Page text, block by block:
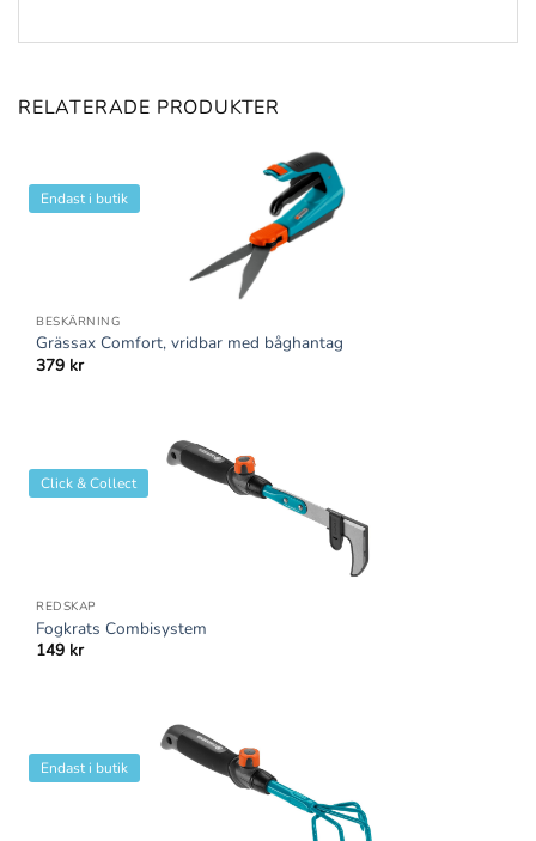
RELATERADE PRODUKTER
Endast i butik
BESKÄRNING
Grässax Comfort, vridbar med båghantag
379 kr
Click & Collect
REDSKAP
Fogkrats Combisystem
149 kr
Endast i butik